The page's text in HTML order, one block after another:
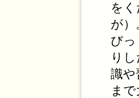
を
が）
び
り
識や
ま